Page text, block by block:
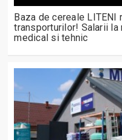
Baza de cereale
transporturilor! Salarii
medical si tehnic